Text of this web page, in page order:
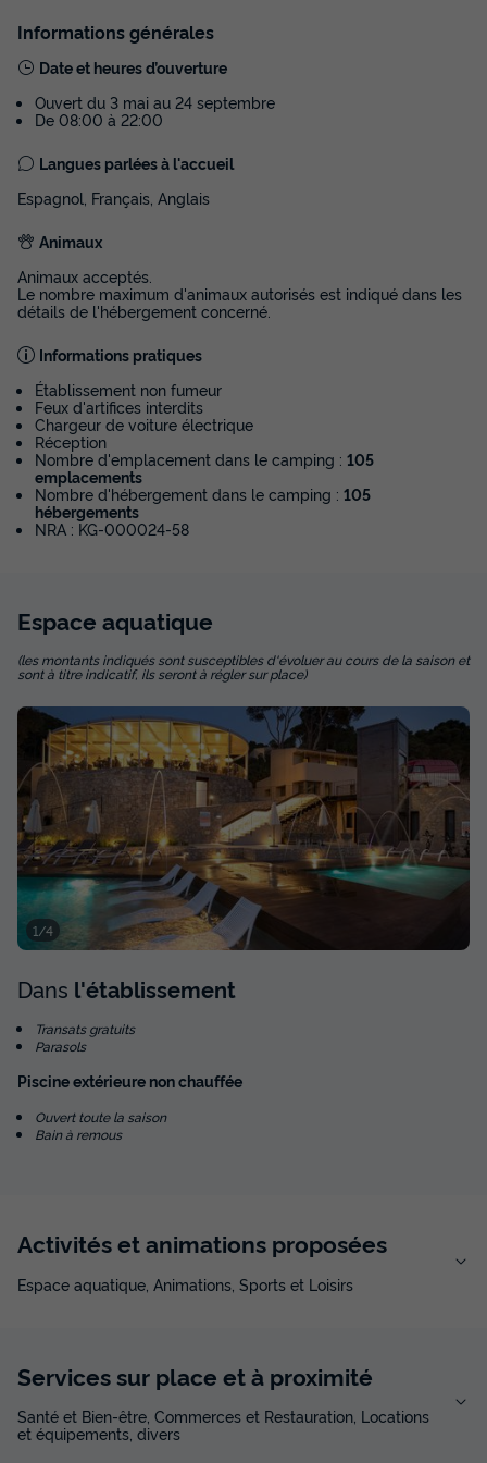
Voir les disponibilités
HÉBERGEMENT INSOLITE 3 personnes -
Duplex Tiny Home
Annulation gratuite
Surface
13,5m²
Adultes
Accès wifi Animaux autorisés * Cafetière
Réfrigérateur
Micro-ondes
+ 1
Meilleur prix pour 7 nuits
Modifier les dates
1 021,02 €
Voir les disponibilités
LODGE 2 personnes - Canvas Lodge Twin
B&B
Annulation gratuite
Adultes
2
Modifier les dates
Voir les disponibilités
Informations générales
Date et heures d’ouverture
Ouvert du 3 mai au 24 septembre
De 08:00 à 22:00
Langues parlées à l'accueil
Espagnol, Français, Anglais
Animaux
Animaux acceptés.
Le nombre maximum d'animaux autorisés est indiqué dans les
détails de l'hébergement concerné.
Informations pratiques
Établissement non fumeur
Feux d'artifices interdits
Chargeur de voiture électrique
Réception
Nombre d'emplacement dans le camping : 105
emplacements
Nombre d'hébergement dans le camping : 105
hébergements
NRA : KG-000024-58
Espace aquatique
(les montants indiqués sont susceptibles d'évoluer au cours de la saison et
sont à titre indicatif, ils seront à régler sur place)
1/4
Dans l'établissement
Transats gratuits
Parasols
Piscine extérieure non chauffée
Ouvert toute la saison
Bain à remous
Activités et animations proposées
Espace aquatique, Animations, Sports et Loisirs
Services sur place et à proximité
Santé et Bien-être, Commerces et Restauration, Locations
et équipements, divers